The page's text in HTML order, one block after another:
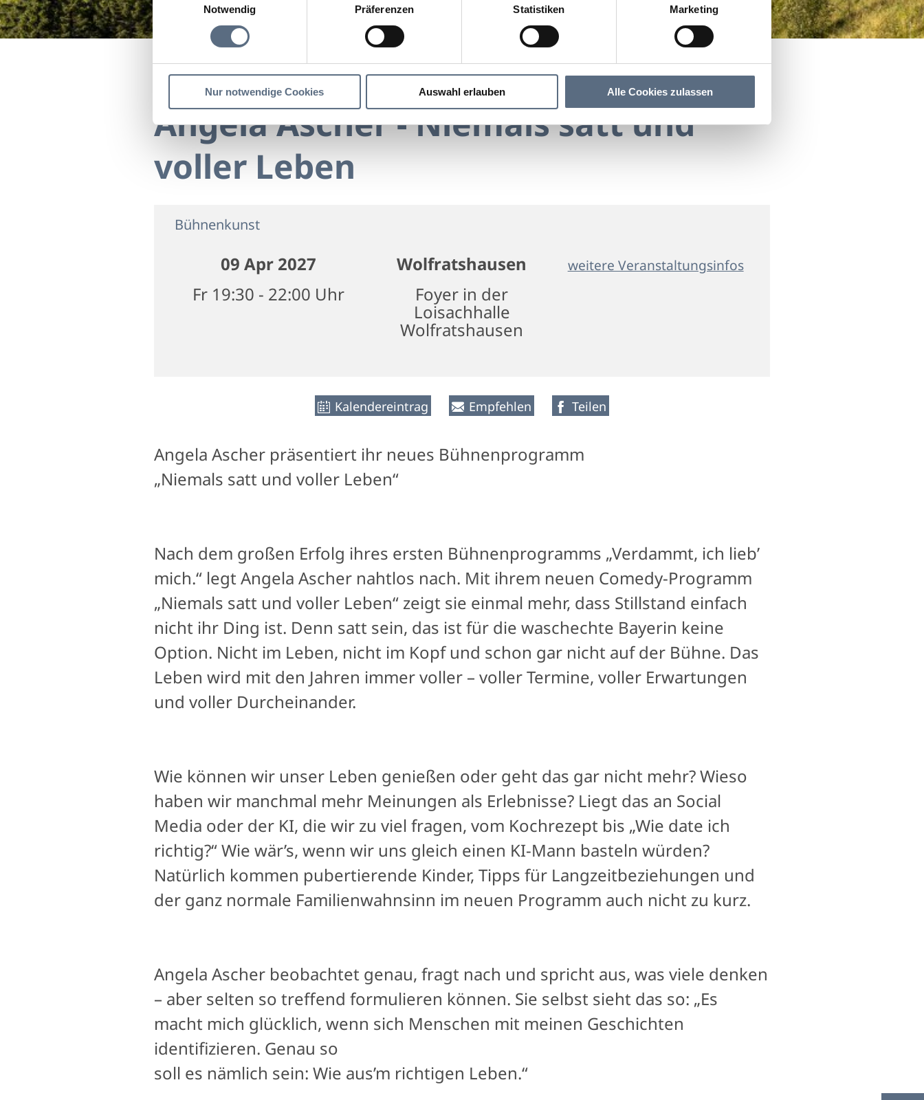
Notwendig
Präferenzen Statistiken Marketing
Nur notwendige Cookies Auswahl erlauben Alle Cookies zulassen
Angela Ascher - Niemals satt und voller Leben
Angela Ascher - Niemals satt und
voller Leben
Bühnenkunst
09 Apr 2027
Fr 19:30 - 22:00 Uhr
Wolfratshausen
Foyer in der
Loisachhalle
Wolfratshausen
weitere Veranstaltungsinfos
Kalendereintrag Empfehlen Teilen
Angela Ascher präsentiert ihr neues Bühnenprogramm
„Niemals satt und voller Leben“
Nach dem großen Erfolg ihres ersten Bühnenprogramms „Verdammt, ich lieb’
mich.“ legt Angela Ascher nahtlos nach. Mit ihrem neuen Comedy-Programm
„Niemals satt und voller Leben“ zeigt sie einmal mehr, dass Stillstand einfach
nicht ihr Ding ist. Denn satt sein, das ist für die waschechte Bayerin keine
Option. Nicht im Leben, nicht im Kopf und schon gar nicht auf der Bühne. Das
Leben wird mit den Jahren immer voller – voller Termine, voller Erwartungen
und voller Durcheinander.
Wie können wir unser Leben genießen oder geht das gar nicht mehr? Wieso
haben wir manchmal mehr Meinungen als Erlebnisse? Liegt das an Social
Media oder der KI, die wir zu viel fragen, vom Kochrezept bis „Wie date ich
richtig?“ Wie wär’s, wenn wir uns gleich einen KI-Mann basteln würden?
Natürlich kommen pubertierende Kinder, Tipps für Langzeitbeziehungen und
der ganz normale Familienwahnsinn im neuen Programm auch nicht zu kurz.
Angela Ascher beobachtet genau, fragt nach und spricht aus, was viele denken
– aber selten so treffend formulieren können. Sie selbst sieht das so: „Es
macht mich glücklich, wenn sich Menschen mit meinen Geschichten
identifizieren. Genau so
soll es nämlich sein: Wie aus’m richtigen Leben.“